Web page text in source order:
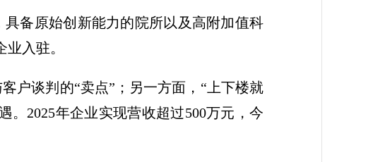
备原始创新能力的院所以及高附加值科
入驻。
户谈判的“卖点”；另一方面，“上下楼就
。2025年企业实现营收超过500万元，今